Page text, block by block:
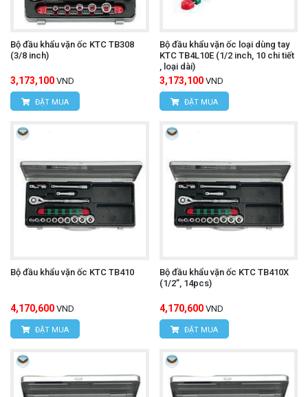
Bộ đầu khẩu vặn ốc KTC TB308
(3/8 inch)
3,173,100 VND
ĐẶT MUA
Bộ đầu khẩu vặn ốc loại dùng tay
KTC TB4L10E (1/2 inch, 10 chi tiết
, loại dài)
3,173,100 VND
ĐẶT MUA
Bộ đầu khẩu vặn ốc KTC TB410
4,170,600 VND
ĐẶT MUA
Bộ đầu khẩu vặn ốc KTC TB410X
(1/2”, 14pcs)
4,170,600 VND
ĐẶT MUA